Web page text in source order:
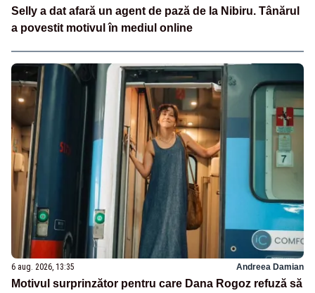
Selly a dat afară un agent de pază de la Nibiru. Tânărul
a povestit motivul în mediul online
6 aug. 2026, 13:35 Andreea Damian
Motivul surprinzător pentru care Dana Rogoz refuză să